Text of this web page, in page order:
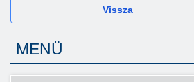
Vissza
MENÜ